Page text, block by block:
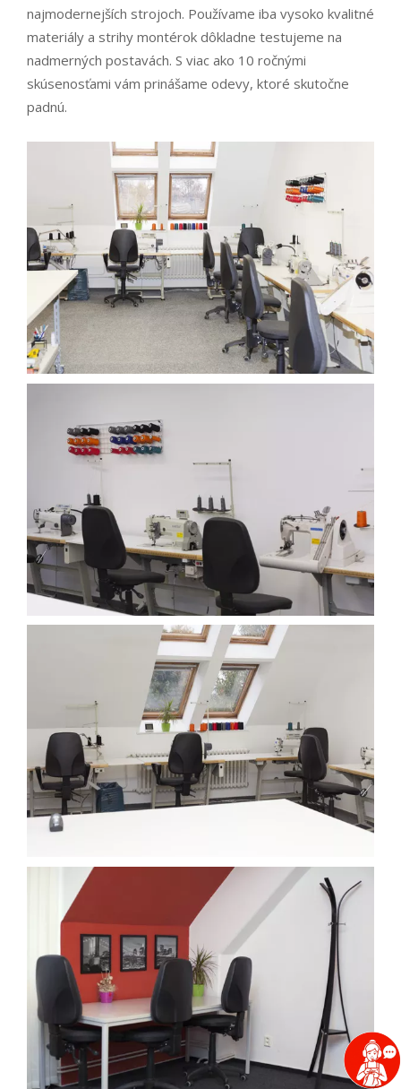
najmodernejších strojoch. Používame iba vysoko kvalitné
materiály a strihy montérok dôkladne testujeme na
nadmerných postavách. S viac ako 10 ročnými
skúsenosťami vám prinášame odevy, ktoré skutočne
padnú.